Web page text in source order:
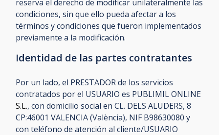
reserva el derecho de modificar unilateralmente las
condiciones, sin que ello pueda afectar a los
términos y condiciones que fueron implementados
previamente a la modificación.
Identidad de las partes contratantes
Por un lado, el PRESTADOR de los servicios
contratados por el USUARIO es PUBLIMIL ONLINE
S.L., con domicilio social en CL. DELS ALUDERS, 8
CP:46001 VALENCIA (València), NIF B98630080 y
con teléfono de atención al cliente/USUARIO